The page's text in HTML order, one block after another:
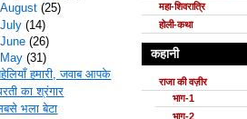
August (25)
July (14)
June (26)
May (31)
हमारी, जवाब आपके
का श्रंगार
भला बेटा
महा-शिवरात्रि
होली-कथा
कहानी
राजा की वज़ीर
भाग-1
भाग-2